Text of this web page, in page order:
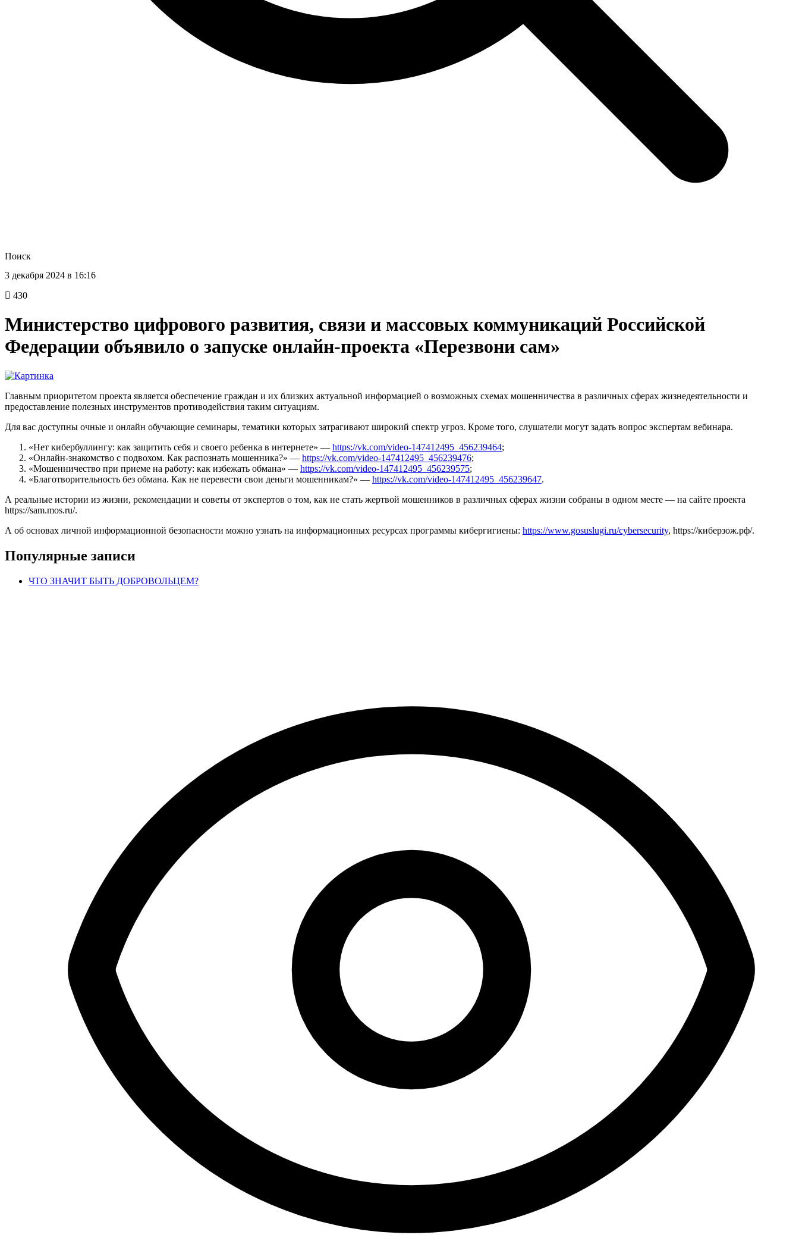
Поиск
3 декабря 2024 в 16:16
430
Министерство цифрового развития, связи и массовых коммуникаций Российской
Федерации объявило о запуске онлайн-проекта «Перезвони сам»
Главным приоритетом проекта является обеспечение граждан и их близких актуальной информацией о возможных схемах мошенничества в различных сферах жизнедеятельности и
предоставление полезных инструментов противодействия таким ситуациям.
Для вас доступны очные и онлайн обучающие семинары, тематики которых затрагивают широкий спектр угроз. Кроме того, слушатели могут задать вопрос экспертам вебинара.
«Нет кибербуллингу: как защитить себя и своего ребенка в интернете» — https://vk.com/video-147412495_456239464;
«Онлайн-знакомство с подвохом. Как распознать мошенника?» — https://vk.com/video-147412495_456239476;
«Мошенничество при приеме на работу: как избежать обмана» — https://vk.com/video-147412495_456239575;
«Благотворительность без обмана. Как не перевести свои деньги мошенникам?» — https://vk.com/video-147412495_456239647.
А реальные истории из жизни, рекомендации и советы от экспертов о том, как не стать жертвой мошенников в различных сферах жизни собраны в одном месте — на сайте проекта
https://sam.mos.ru/.
А об основах личной информационной безопасности можно узнать на информационных ресурсах программы кибергигиены: https://www.gosuslugi.ru/cybersecurity, https://киберзож.рф/.
Популярные записи
ЧТО ЗНАЧИТ БЫТЬ ДОБРОВОЛЬЦЕМ?